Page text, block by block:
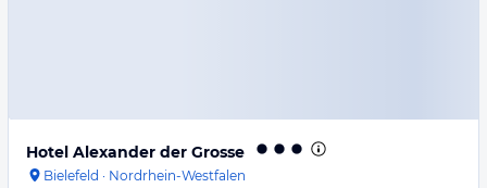
Hotel Alexander der Grosse
Bielefeld · Nordrhein-Westfalen